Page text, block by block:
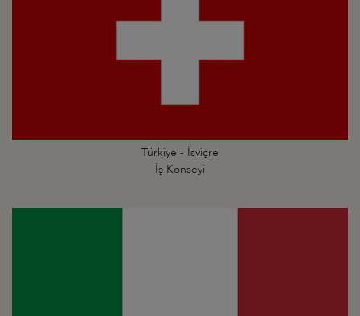
Türkiye - İsviçre
İş Konseyi